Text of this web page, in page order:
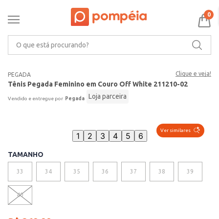
0
PEGADA Clique e veja!
Tênis Pegada Feminino em Couro Off White 211210-02
Pegada Loja parceira
Ver similares
1 2 3 4 5 6
TAMANHO
33 34 35 36 37 38 39
40